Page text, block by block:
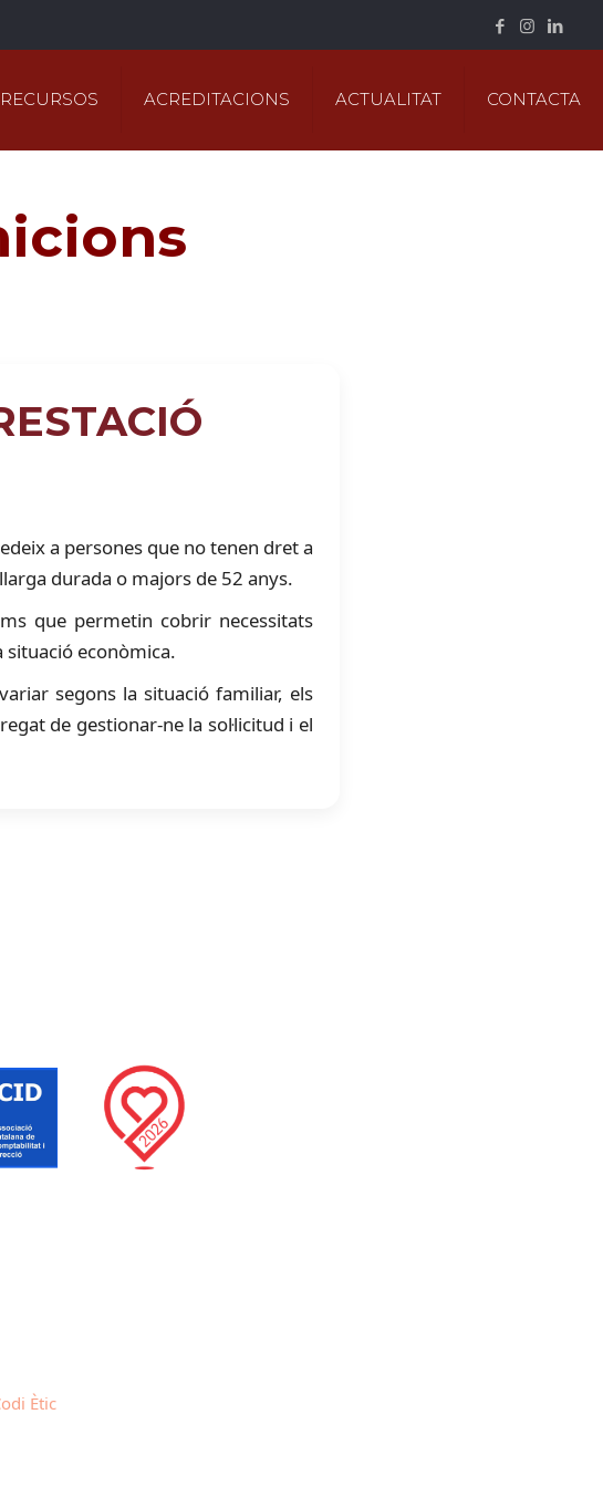
RECURSOS ACREDITACIONS ACTUALITAT CONTACTA
a persones que no tenen dret a
durada o majors de 52 anys.
que permetin cobrir necessitats
situació econòmica.
segons la situació familiar, els
de gestionar-ne la sol·licitud i el
Ètic